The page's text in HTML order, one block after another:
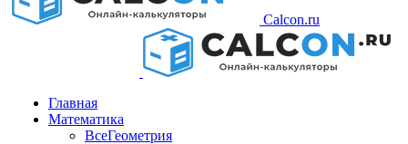
Calcon.ru
Главная
Математика
ВсеГеометрия